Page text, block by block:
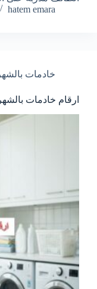
hatem emara
خادمات
ارقام خادمات بالشهر